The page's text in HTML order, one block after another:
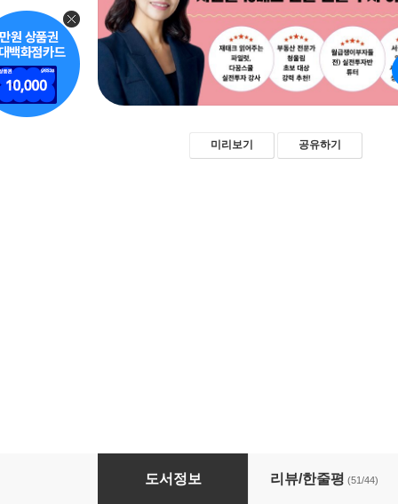
미리보기 공유하기
마흔일곱, 부동산 공부를 시작했다
도서정보 리뷰/한줄평 (51/44)